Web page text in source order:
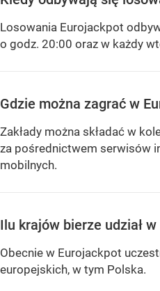
Losowania Eurojackpot
o godz. 20:00 oraz w każdy
Gdzie można zagrać w
Zakłady można składać w
za pośrednictwem serwisów
mobilnych.
Ilu krajów bierze udział
Obecnie w Eurojackpot
europejskich, w tym Polska.